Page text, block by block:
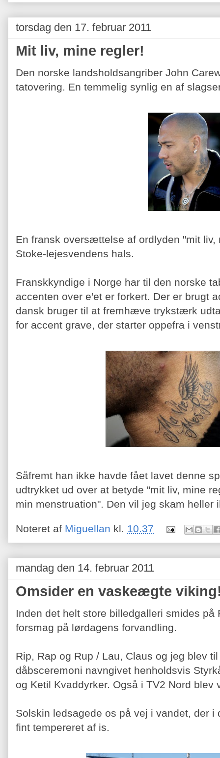
torsdag den 17. februar 2011
Mit liv, mine regler!
Den norske landsholdsangriber John
tatovering. En temmelig synlig en af
En fransk oversættelse af ordlyden "mit liv,
Stoke-lejesvendens hals.
Franskkyndige i Norge har til den norske
accenten over e'et er forkert. Der er brugt
dansk bruger til at fremhæve trykstærk
for accent grave, der starter oppefra i
Såfremt han ikke havde fået lavet denne
udtrykket ud over at betyde "mit liv, mine
min menstruation". Den vil jeg skam heller
Noteret af Miguellan kl. 10.37
mandag den 14. februar 2011
Omsider en vaskeægte
Inden det helt store billedgalleri smides på
forsmag på lørdagens forvandling.
Rip, Rap og Rup / Lau, Claus og jeg blev
dåbsceremoni navngivet henholdsvis
og Ketil Kvaddyrker. Også i TV2 Nord blev
Solskin ledsagede os på vej i vandet, der i
fint tempereret af is.